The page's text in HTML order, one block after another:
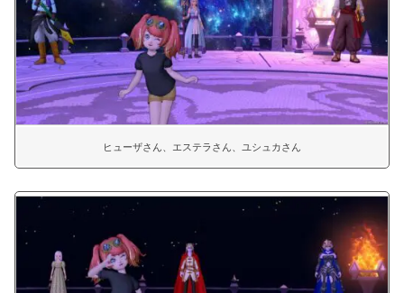
ヒューザさん、エステラさん、ユシュカさん